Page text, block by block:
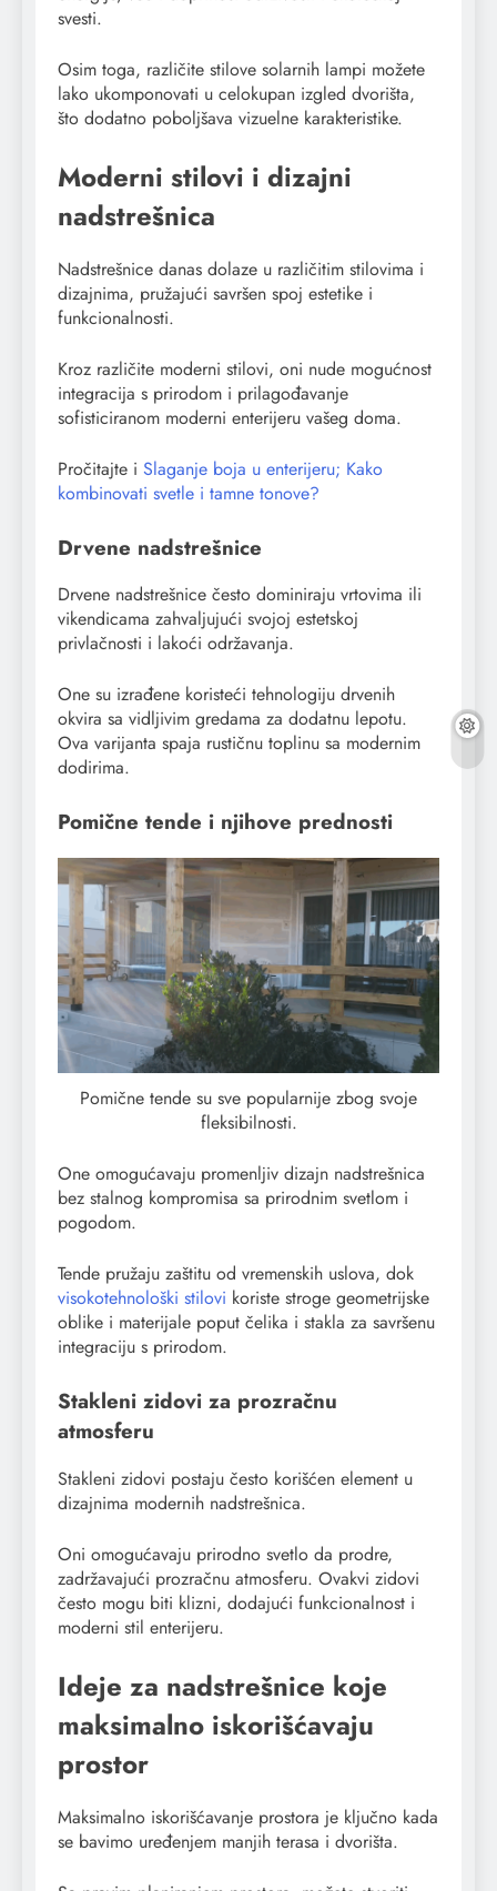
svesti.
Osim toga, različite stilove solarnih lampi možete
lako ukomponovati u celokupan izgled dvorišta,
što dodatno poboljšava vizuelne karakteristike.
Moderni stilovi i dizajni
nadstrešnica
Nadstrešnice danas dolaze u različitim stilovima i
dizajnima, pružajući savršen spoj estetike i
funkcionalnosti.
Kroz različite moderni stilovi, oni nude mogućnost
integracija s prirodom i prilagođavanje
sofisticiranom moderni enterijeru vašeg doma.
Pročitajte i Slaganje boja u enterijeru; Kako
kombinovati svetle i tamne tonove?
Drvene nadstrešnice
Drvene nadstrešnice često dominiraju vrtovima ili
vikendicama zahvaljujući svojoj estetskoj
privlačnosti i lakoći održavanja.
One su izrađene koristeći tehnologiju drvenih
okvira sa vidljivim gredama za dodatnu lepotu.
Ova varijanta spaja rustičnu toplinu sa modernim
dodirima.
Pomične tende i njihove prednosti
Pomične tende su sve popularnije zbog svoje
fleksibilnosti.
One omogućavaju promenljiv dizajn nadstrešnica
bez stalnog kompromisa sa prirodnim svetlom i
pogodom.
Tende pružaju zaštitu od vremenskih uslova, dok
visokotehnološki stilovi koriste stroge geometrijske
oblike i materijale poput čelika i stakla za savršenu
integraciju s prirodom.
Stakleni zidovi za prozračnu
atmosferu
Stakleni zidovi postaju često korišćen element u
dizajnima modernih nadstrešnica.
Oni omogućavaju prirodno svetlo da prodre,
zadržavajući prozračnu atmosferu. Ovakvi zidovi
često mogu biti klizni, dodajući funkcionalnost i
moderni stil enterijeru.
Ideje za nadstrešnice koje
maksimalno iskorišćavaju
prostor
Maksimalno iskorišćavanje prostora je ključno kada
se bavimo uređenjem manjih terasa i dvorišta.